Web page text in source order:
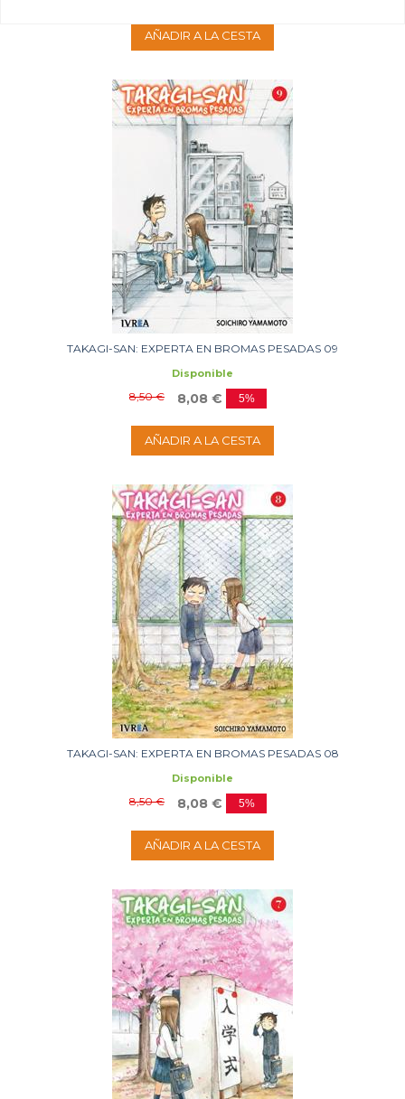
AÑADIR A LA CESTA
TAKAGI-SAN: EXPERTA EN BROMAS PESADAS 09
Disponible
8,50 € 8,08 € 5%
AÑADIR A LA CESTA
TAKAGI-SAN: EXPERTA EN BROMAS PESADAS 08
Disponible
8,50 € 8,08 € 5%
AÑADIR A LA CESTA